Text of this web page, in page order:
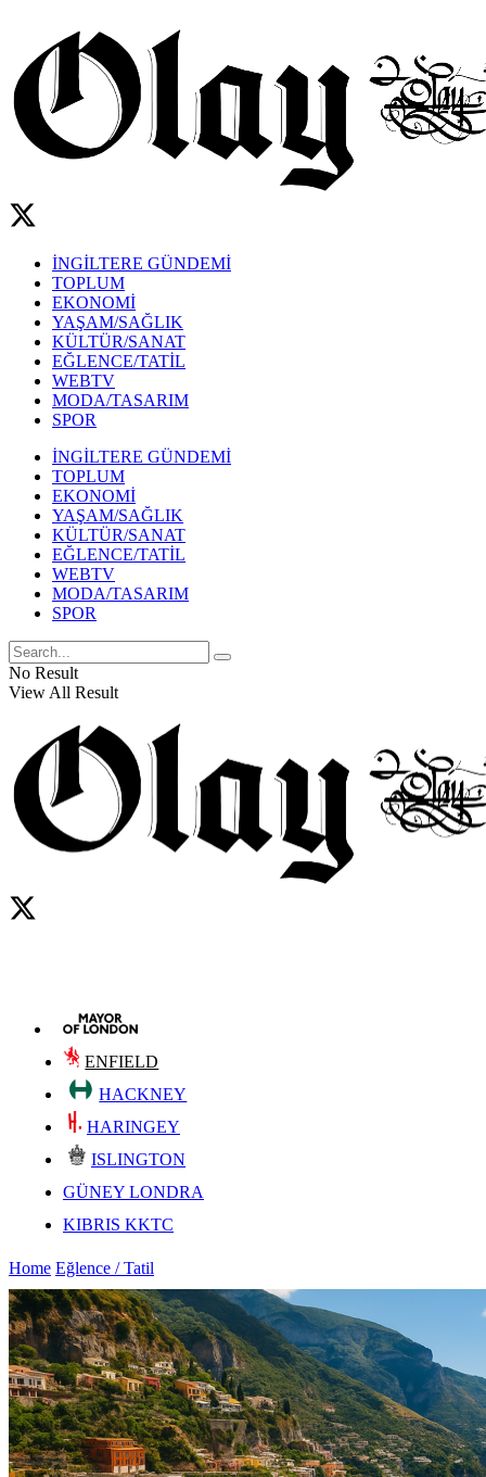
İNGİLTERE GÜNDEMİ
TOPLUM
EKONOMİ
YAŞAM/SAĞLIK
KÜLTÜR/SANAT
EĞLENCE/TATİL
WEBTV
MODA/TASARIM
SPOR
İNGİLTERE GÜNDEMİ
TOPLUM
EKONOMİ
YAŞAM/SAĞLIK
KÜLTÜR/SANAT
EĞLENCE/TATİL
WEBTV
MODA/TASARIM
SPOR
No Result
View All Result
ENFIELD
HACKNEY
HARINGEY
ISLINGTON
GÜNEY LONDRA
KIBRIS KKTC
Home Eğlence / Tatil